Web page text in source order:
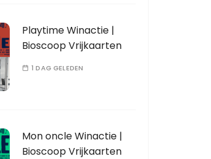
Playtime Winactie |
Bioscoop Vrijkaarten
1 DAG GELEDEN
Mon oncle Winactie |
Bioscoop Vrijkaarten